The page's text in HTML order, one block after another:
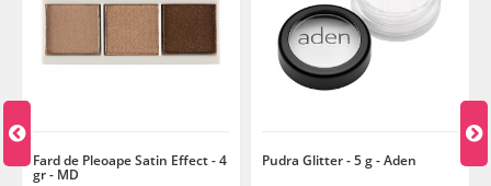
Fard de Pleoape Satin Effect - 4
gr - MD
Pudra Glitter - 5 g - Aden